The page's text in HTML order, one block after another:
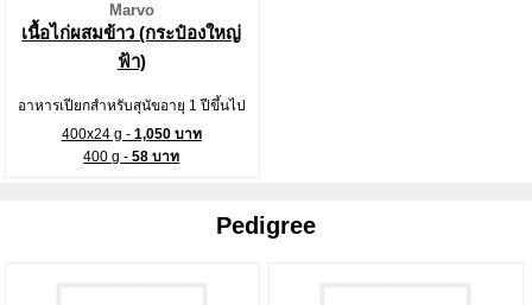
Marvo
เนื้อไก่ผสมข้าว (กระป๋องใหญ่
ฟ้า)
อาหารเปียกสำหรับสุนัขอายุ 1 ปีขึ้นไป
400x24 g - 1,050 บาท
400 g -58 บาท
Pedigree